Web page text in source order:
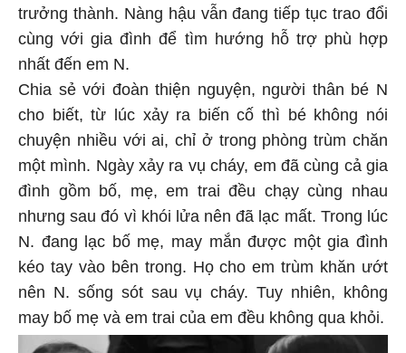
trưởng thành. Nàng hậu vẫn đang tiếp tục trao đổi
cùng với gia đình để tìm hướng hỗ trợ phù hợp
nhất đến em N.
Chia sẻ với đoàn thiện nguyện, người thân bé N
cho biết, từ lúc xảy ra biến cố thì bé không nói
chuyện nhiều với ai, chỉ ở trong phòng trùm chăn
một mình. Ngày xảy ra vụ cháy, em đã cùng cả gia
đình gồm bố, mẹ, em trai đều chạy cùng nhau
nhưng sau đó vì khói lửa nên đã lạc mất. Trong lúc
N. đang lạc bố mẹ, may mắn được một gia đình
kéo tay vào bên trong. Họ cho em trùm khăn ướt
nên N. sống sót sau vụ cháy. Tuy nhiên, không
may bố mẹ và em trai của em đều không qua khỏi.